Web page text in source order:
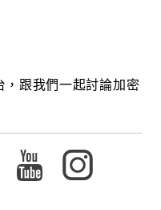
跟我們一起討論加密